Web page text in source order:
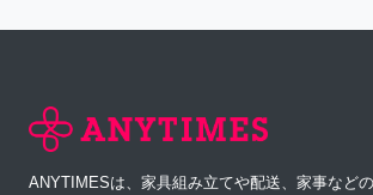
ANYTIMESは、家具組み立てや配送、家事など